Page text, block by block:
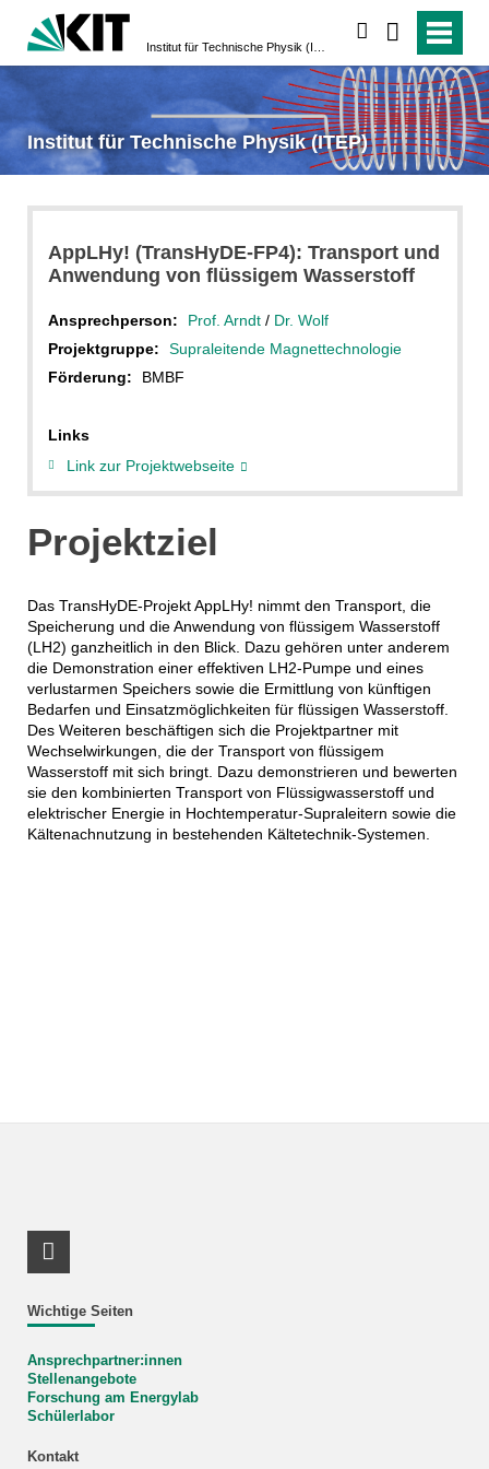
Institut für Technische Physik (ITEP)
AppLHy! (TransHyDE-FP4): Transport und
Anwendung von flüssigem Wasserstoff
Ansprechperson: Prof. Arndt/ Dr. Wolf
Projektgruppe:
Supraleitende Magnettechnologie
Förderung:
BMBF
Links
Link zur Projektwebseite
Projektziel
Das TransHyDE-Projekt AppLHy! nimmt den Transport, die
Speicherung und die Anwendung von flüssigem Wasserstoff
(LH2) ganzheitlich in den Blick. Dazu gehören unter anderem
die Demonstration einer effektiven LH2-Pumpe und eines
verlustarmen Speichers sowie die Ermittlung von künftigen
Bedarfen und Einsatzmöglichkeiten für flüssigen Wasserstoff.
Des Weiteren beschäftigen sich die Projektpartner mit
Wechselwirkungen, die der Transport von flüssigem
Wasserstoff mit sich bringt. Dazu demonstrieren und bewerten
sie den kombinierten Transport von Flüssigwasserstoff und
elektrischer Energie in Hochtemperatur-Supraleitern sowie die
Kältenachnutzung in bestehenden Kältetechnik-Systemen.
Wichtige Seiten
Ansprechpartner:innen
Stellenangebote
Forschung am Energylab
Schülerlabor
Kontakt
LinkedIn Profil